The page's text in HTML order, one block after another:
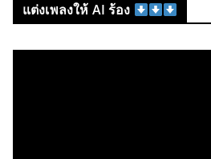
แต่งเพลงให้ AI ร้อง